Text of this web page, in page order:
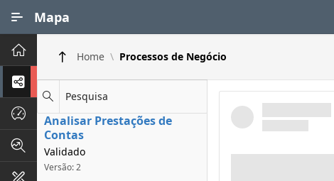
Mapa
Processos de Negócios
Dados INPI
Home Processos de Negócio
Pesquisa
Analisar Prestações de
Contas
Validado
Versão: 2